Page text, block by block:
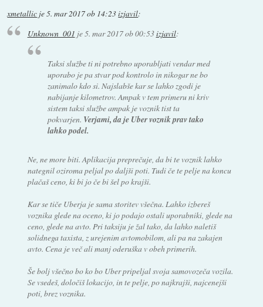
xmetallic je5. mar 2017 ob 14:23izjavil:
Unknown_001 je5. mar 2017 ob 00:53izjavil:
Taksi službe ti ni potrebno uporabljati vendar med
uporabo je pa stvar pod kontrolo in nikogar ne bo
zanimalo kdo si. Najslabše kar se lahko zgodi je
nabijanje kilometrov. Ampak v tem primeru ni kriv
sistem taksi službe ampak je voznik tist ta
pokvarjen. Verjami, da je Uber voznik prav tako
lahko podel.
Ne, ne more biti. Aplikacija preprečuje, da bi te voznik lahko
nategnil oziroma peljal po daljši poti. Tudi če te pelje na koncu
plačaš ceno, ki bi jo če bi šel po krajši.
Kar se tiče Uberja je sama storitev všečna. Lahko izbereš
voznika glede na oceno, ki jo podajo ostali uporabniki, glede na
ceno, glede na avto. Pri taksiju je žal tako, da lahko naletiš
solidnega taxista, z urejenim avtomobilom, ali pa na zakajen
avto. Cena je več ali manj oderuška v obeh primerih.
Še bolj všečno bo ko bo Uber pripeljal svoja samovozeča vozila.
Se vsedeš, določiš lokacijo, in te pelje, po najkrajši, najcenejši
poti, brez voznika.